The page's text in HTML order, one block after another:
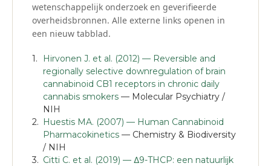
wetenschappelijk onderzoek en geverifieerde
overheidsbronnen. Alle externe links openen in
een nieuw tabblad.
Hirvonen J. et al. (2012) — Reversible and
regionally selective downregulation of brain
cannabinoid CB1 receptors in chronic daily
cannabis smokers — Molecular Psychiatry /
NIH
Huestis MA. (2007) — Human Cannabinoid
Pharmacokinetics — Chemistry & Biodiversity
/ NIH
Citti C. et al. (2019) — Δ9-THCP: een natuurlijk